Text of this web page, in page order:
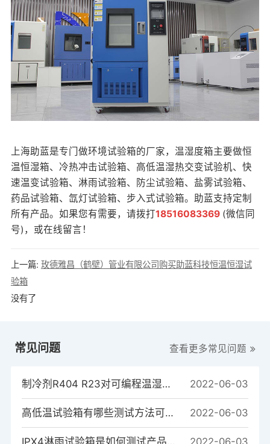
上海助蓝是专门做环境试验箱的厂家，温湿度箱主要做恒
温恒湿箱、冷热冲击试验箱、 高低温湿热交变试验机、快
速温变试验箱、淋雨试验箱、防尘试验箱、盐雾试验箱、
药品试验箱、氙灯试验箱、步入式试验箱。助蓝支持定制
所有产品。如果您有需要，请拨打18516083369(微信同
号)，或在线留言！
上一篇: 玫德雅昌（鹤壁）管业有限公司购买助蓝科技恒温恒湿试
验箱
没有了
常见问题 查看更多常见问题
制冷剂R404 R23对可编程温湿度试验箱制冷系统的重要性 2022-06-03
高低温试验箱有哪些测试方法可以测试样品？ 2022-06-03